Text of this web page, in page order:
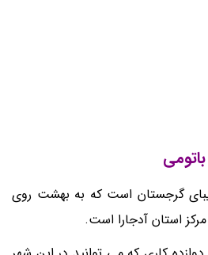
گرجستان است که به بهشت روی
استان آدجارا است.